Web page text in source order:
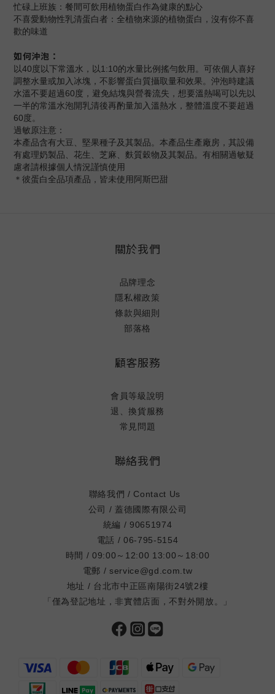
忙碌上班族：餐間可飲用植物蛋白作為健康的點心
不喜愛動物性乳清蛋白者：全植物來源的植物蛋白，沒有你不喜
歡的味道
如何沖泡：
以40度以下常溫水，以1:10的水量比例搖勻飲用。可依個人喜好
調整水量或加入冰塊，不影響蛋白質攝取量和效果。沖泡時建議
水溫不要超過60度，避免結塊與營養流失，想要溫熱喝可以先以
一半的常溫水泡開乳清後再酌量加入溫熱水，整體溫度不要超過
60度。
過敏原注意：
本產品含有大豆、堅果種子及其製品。本產品生產廠房，其設備
有處理奶製品、花生、芝麻、麩質穀物及其製品。有相關過敏疑
慮者請根據個人情況謹慎使用
＊彼蛋白全品項產品，皆未使用阿斯巴甜
關於我們
品牌理念
隱私權政策
條款與細則
部落格
顧客服務
會員等級說明
退、換貨服務
常見問題
聯絡我們
聯絡我們 / Contact Us
公司 / 蓋德國際有限公司
統編 / 90651974
電話 / 06-795-5154
時間 / 09:00～12:00 13:00～18:00
電郵 / service@gd.com.tw
地址 / 台北市中正區南陽街24號2樓
「僅為登記地址，非實體店面，不對外開放。」